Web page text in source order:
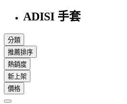
ADISI 手套
分類
推薦排序
熱銷度
新上架
價格